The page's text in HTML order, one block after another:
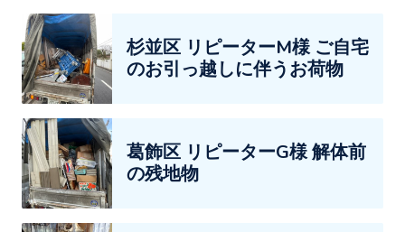
杉並区 リピーターM様 ご自宅
のお引っ越しに伴うお荷物
葛飾区 リピーターG様 解体前
の残地物